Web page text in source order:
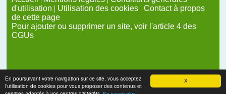
X
En poursuivant votre navigation sur ce site, vous acceptez
l'utilisation de cookies pour vous proposer des contenus et
d'utilisation | Utilisation des cookies | Contact à propos
de cette page
Pour ajouter ou supprimer un site, voir l'article 4 des
CGUs